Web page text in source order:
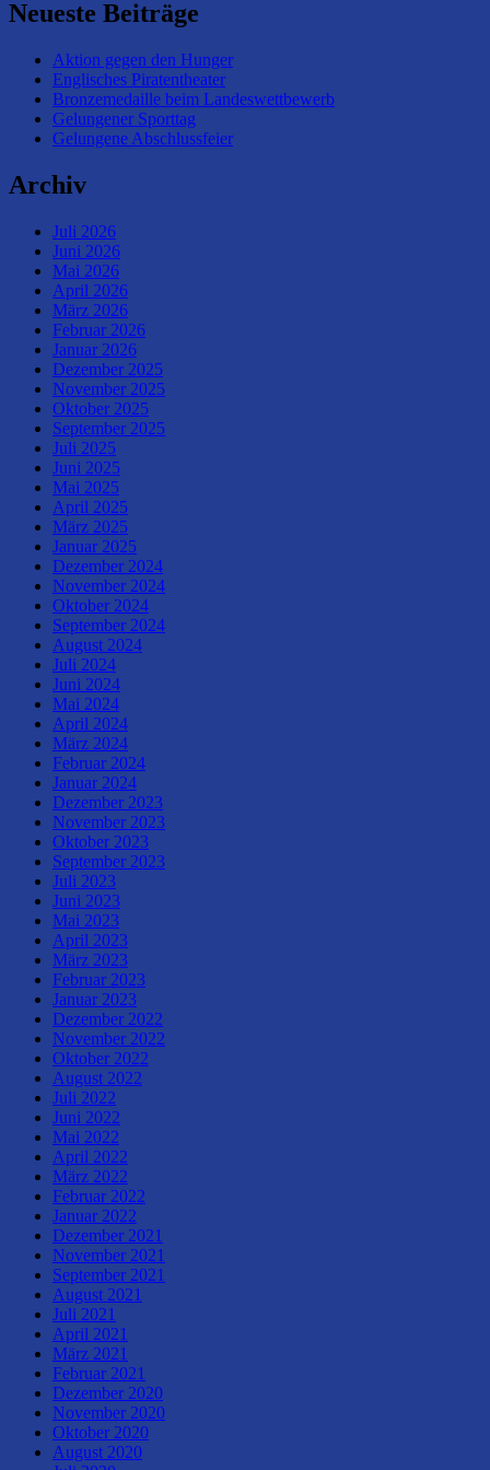
Neueste Beiträge
Aktion gegen den Hunger
Englisches Piratentheater
Bronzemedaille beim Landeswettbewerb
Gelungener Sporttag
Gelungene Abschlussfeier
Archiv
Juli 2026
Juni 2026
Mai 2026
April 2026
März 2026
Februar 2026
Januar 2026
Dezember 2025
November 2025
Oktober 2025
September 2025
Juli 2025
Juni 2025
Mai 2025
April 2025
März 2025
Januar 2025
Dezember 2024
November 2024
Oktober 2024
September 2024
August 2024
Juli 2024
Juni 2024
Mai 2024
April 2024
März 2024
Februar 2024
Januar 2024
Dezember 2023
November 2023
Oktober 2023
September 2023
Juli 2023
Juni 2023
Mai 2023
April 2023
März 2023
Februar 2023
Januar 2023
Dezember 2022
November 2022
Oktober 2022
August 2022
Juli 2022
Juni 2022
Mai 2022
April 2022
März 2022
Februar 2022
Januar 2022
Dezember 2021
November 2021
September 2021
August 2021
Juli 2021
April 2021
März 2021
Februar 2021
Dezember 2020
November 2020
Oktober 2020
August 2020